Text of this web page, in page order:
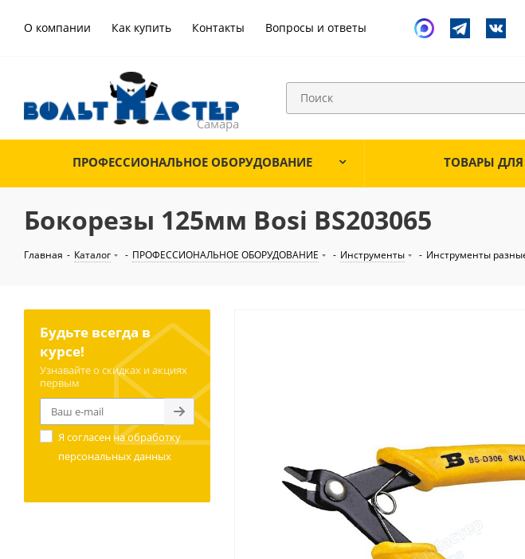
О компании Как купить Контакты Вопросы и ответы
ПРОФЕССИОНАЛЬНОЕ ОБОРУДОВАНИЕ ТОВАРЫ
Бокорезы 125мм Bosi BS203065
Главная - Каталог - ПРОФЕССИОНАЛЬНОЕ ОБОРУДОВАНИЕ - Инструменты - Инструменты
Будьте всегда в
курсе!
Узнавайте о скидках и акциях
первым
Я согласен наобработку
персональных данных